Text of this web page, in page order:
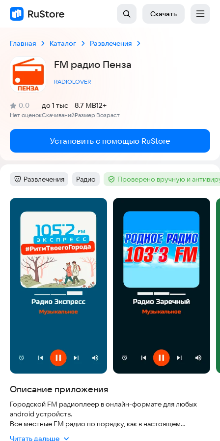
Скачать
Главная Каталог Развлечения
FM радио Пенза
RADIOLOVER
Рейтинг:
0,0
(
Нет оценок
)
Скачиваний
до 1 тыс
Размер
8.7 MB
Возраст
12+
Установить с помощью RuStore
Категория:
Развлечения Тег:
Радио Тег :Проверено вручную и
Скриншоты
Описание приложения
Городской FM радиоплеер в онлайн-формате для любых
android устройств.
Все местные FM радио по порядку, как в настоящем
Читать дальше